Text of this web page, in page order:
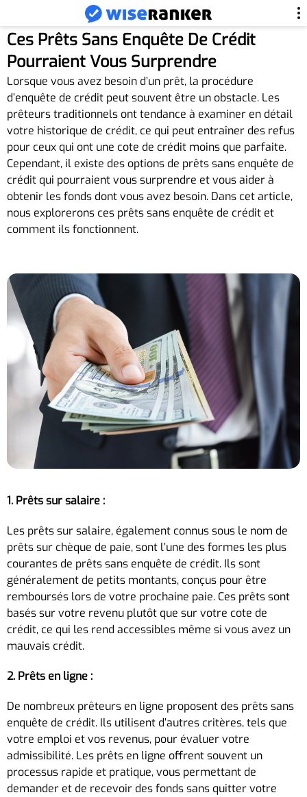
Ces Prêts Sans Enquête De Crédit
Pourraient Vous Surprendre
Lorsque vous avez besoin d’un prêt, la procédure
d’enquête de crédit peut souvent être un obstacle. Les
prêteurs traditionnels ont tendance à examiner en détail
votre historique de crédit, ce qui peut entraîner des refus
pour ceux qui ont une cote de crédit moins que parfaite.
Cependant, il existe des options de prêts sans enquête de
crédit qui pourraient vous surprendre et vous aider à
obtenir les fonds dont vous avez besoin. Dans cet article,
nous explorerons ces prêts sans enquête de crédit et
comment ils fonctionnent.
1. Prêts sur salaire :
Les prêts sur salaire, également connus sous le nom de
prêts sur chèque de paie, sont l’une des formes les plus
courantes de prêts sans enquête de crédit. Ils sont
généralement de petits montants, conçus pour être
remboursés lors de votre prochaine paie. Ces prêts sont
basés sur votre revenu plutôt que sur votre cote de
crédit, ce qui les rend accessibles même si vous avez un
mauvais crédit.
2. Prêts en ligne :
De nombreux prêteurs en ligne proposent des prêts sans
enquête de crédit. Ils utilisent d’autres critères, tels que
votre emploi et vos revenus, pour évaluer votre
admissibilité. Les prêts en ligne offrent souvent un
processus rapide et pratique, vous permettant de
demander et de recevoir des fonds sans quitter votre